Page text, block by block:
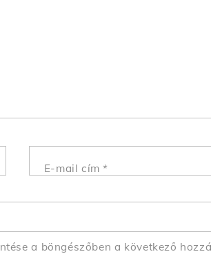
E-mail cím*
a böngészőben a következő